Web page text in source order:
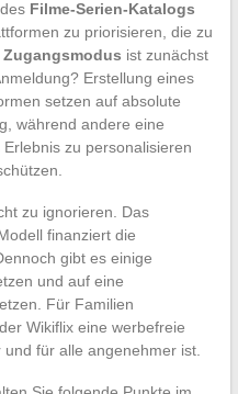
Filme-Serien-Katalogs
zu priorisieren, die zu
Zugangsmodus ist zunächst
Erstellung eines
setzen auf absolute
während andere eine
zu personalisieren
zu ignorieren. Das
finanziert die
gibt es einige
und auf eine
Für Familien
Wikiflix eine werbefreie
für alle angenehmer ist.